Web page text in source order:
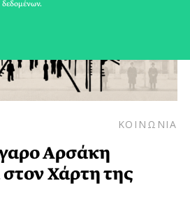
ΚΟΙΝΩΝΙΑ
Αρσάκη
Χάρτη της
δεδομένων.